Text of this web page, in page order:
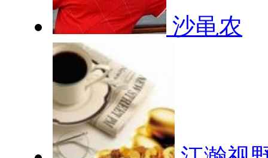
沙黾农